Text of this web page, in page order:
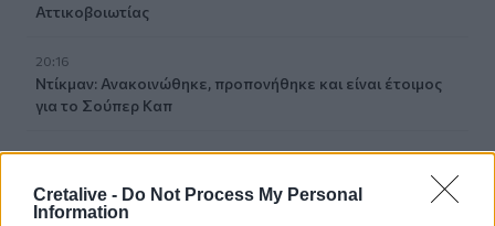
Cretalive - Do Not Process My Personal
Information
Αττικοβοιωτίας
20:16
Ντίκμαν: Ανακοινώθηκε, προπονήθηκε και είναι έτοιμος
για το Σούπερ Καπ
19:42
επιμελητών ιατρών!